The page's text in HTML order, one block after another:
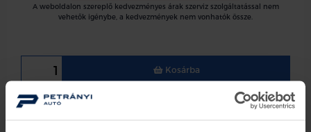
A weboldalon szereplő kedvezményes árak szerviz szolgáltatással nem
vehetők igénybe, a kedvezmények nem vonhatók össze.
Kosárba
Ford Mondeo 19-02-2007 05-07-2010 első ablakmosó